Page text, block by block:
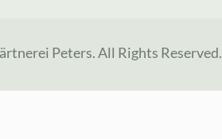
Peters. All Rights Reserved.